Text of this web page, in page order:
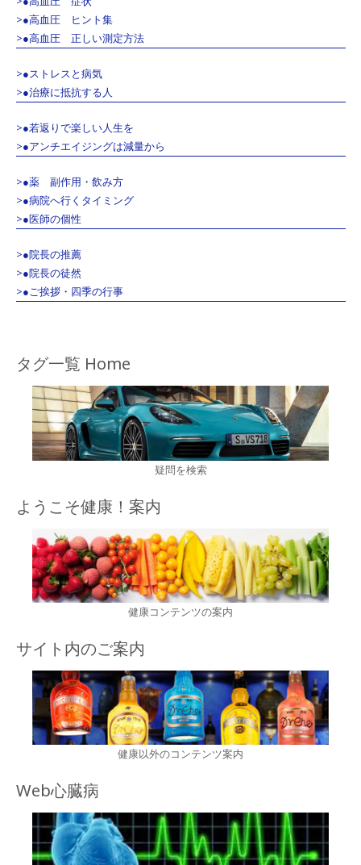
>●高血圧 ヒント集
>●高血圧 正しい測定方法
>●ストレスと病気
>●治療に抵抗する人
>●若返りで楽しい人生を
>●アンチエイジングは減量から
>●薬 副作用・飲み方
>●病院へ行くタイミング
>●医師の個性
>●院長の推薦
>●院長の徒然
>●ご挨拶・四季の行事
タグ一覧 Home
疑問を検索
ようこそ健康！案内
健康コンテンツの案内
サイト内のご案内
健康以外のコンテンツ案内
Web心臓病